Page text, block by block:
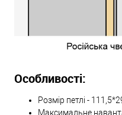
Особливості:
Розмір петлі -
Максимальне